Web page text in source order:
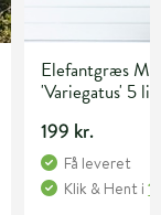
Elefantgræs
'Variegatus' 5
199 kr.
Få leveret
Klik & Hent i